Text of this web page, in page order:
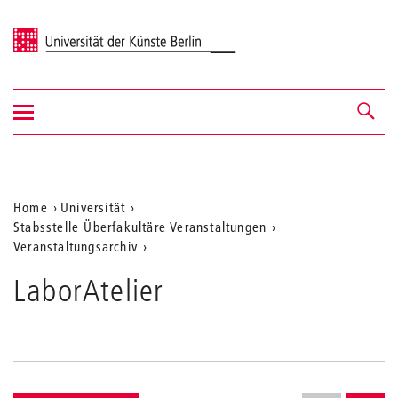
Universität der Künste Berlin
Navigation &
Navigation
ein-/ausblenden
Aktuelle
Position
der
Home
Universität
Stabsstelle Überfakultäre Veranstaltungen
Veranstaltungsarchiv
LaborAtelier